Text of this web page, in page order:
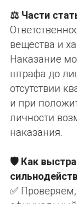
⚖️ Части
вещества и
Наказание
штрафа до
отсутствии
и при
личности
наказания.
🛡️ Как
✅